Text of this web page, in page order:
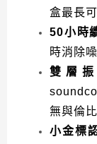
盒最長
50小時
時消除
雙層
無與倫
小金標